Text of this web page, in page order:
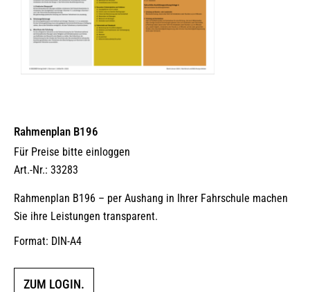
Rahmenplan B196
Für Preise bitte einloggen
Art.-Nr.: 33283
Rahmenplan B196 – per Aushang in Ihrer Fahrschule machen
Sie ihre Leistungen transparent.
Format: DIN-A4
ZUM LOGIN.